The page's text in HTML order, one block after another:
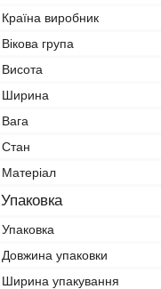
Країна виробник
Вікова група
Висота
Ширина
Вага
Стан
Матеріал
Упаковка
Упаковка
Довжина упаковки
Ширина упакування